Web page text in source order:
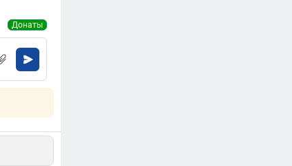
Донаты